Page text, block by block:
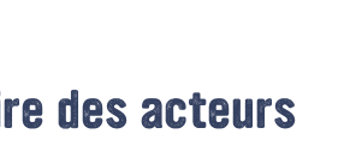
des acteurs